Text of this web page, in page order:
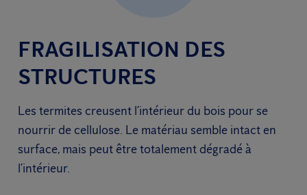
FRAGILISATION DES
STRUCTURES
Les termites creusent l’intérieur du bois pour se
nourrir de cellulose. Le matériau semble intact en
surface, mais peut être totalement dégradé à
l’intérieur.